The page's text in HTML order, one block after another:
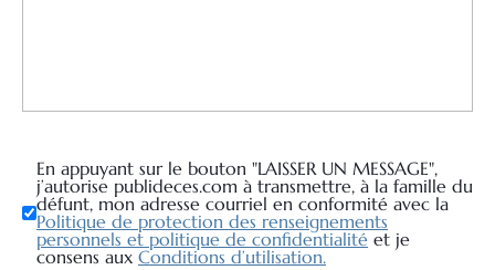
En appuyant sur le bouton "LAISSER UN MESSAGE",
j’autorise publideces.com à transmettre, à la famille du
défunt, mon adresse courriel en conformité avec la
Politique de protection des renseignements
personnels et politique de confidentialité et je
consens aux Conditions d’utilisation.